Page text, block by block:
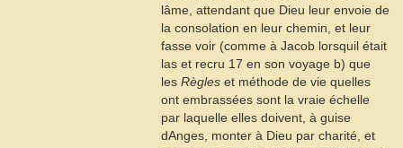
lâme, attendant que Dieu leur envoie de
la consolation en leur chemin, et leur
fasse voir (comme à Jacob lorsquil était
las et recru 17 en son voyage b) que
les Règles et méthode de vie quelles
ont embrassées sont la vraie échelle
par laquelle elles doivent, à guise
dAnges, monter à Dieu par charité, et